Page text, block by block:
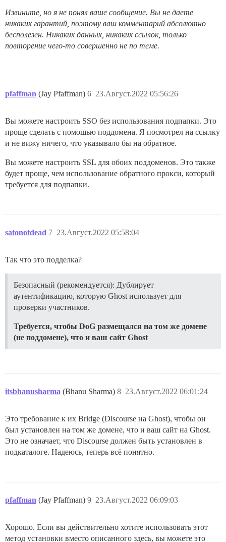
Извините, но я не понял ваше сообщение. Вы не даете
никаких гарантий, поэтому ваш комментарий абсолютно
бесполезен. Никаких данных, никаких ссылок, только
повторение чего-то совершенно не по теме.
pfaffman (Jay Pfaffman) 23.Август.2022 05:56:26
6
Вы можете настроить SSO без использования подпапки. Это
проще сделать с помощью поддомена. Я посмотрел на ссылку
и не вижу ничего, что указывало бы на обратное.
Вы можете настроить SSL для обоих поддоменов. Это также
будет проще, чем использование обратного прокси, который
требуется для подпапки.
satonotdead 23.Август.2022 05:58:04
7
Так что это подделка?
Безопасный (рекомендуется): Дублирует
аутентификацию, которую Ghost использует для
проверки участников.
Требуется, чтобы DoG размещался на том же домене
(не поддомене), что и ваш сайт Ghost
itsbhanusharma (Bhanu Sharma) 23.Август.2022 06:01:24
8
Это требование к их Bridge (Discourse на Ghost), чтобы он
был установлен на том же домене, что и ваш сайт на Ghost.
Это не означает, что Discourse должен быть установлен в
подкаталоге. Надеюсь, теперь всё понятно.
pfaffman (Jay Pfaffman) 23.Август.2022 06:09:03
9
Хорошо. Если вы действительно хотите использовать этот
метод установки вместо описанного здесь, вы можете это